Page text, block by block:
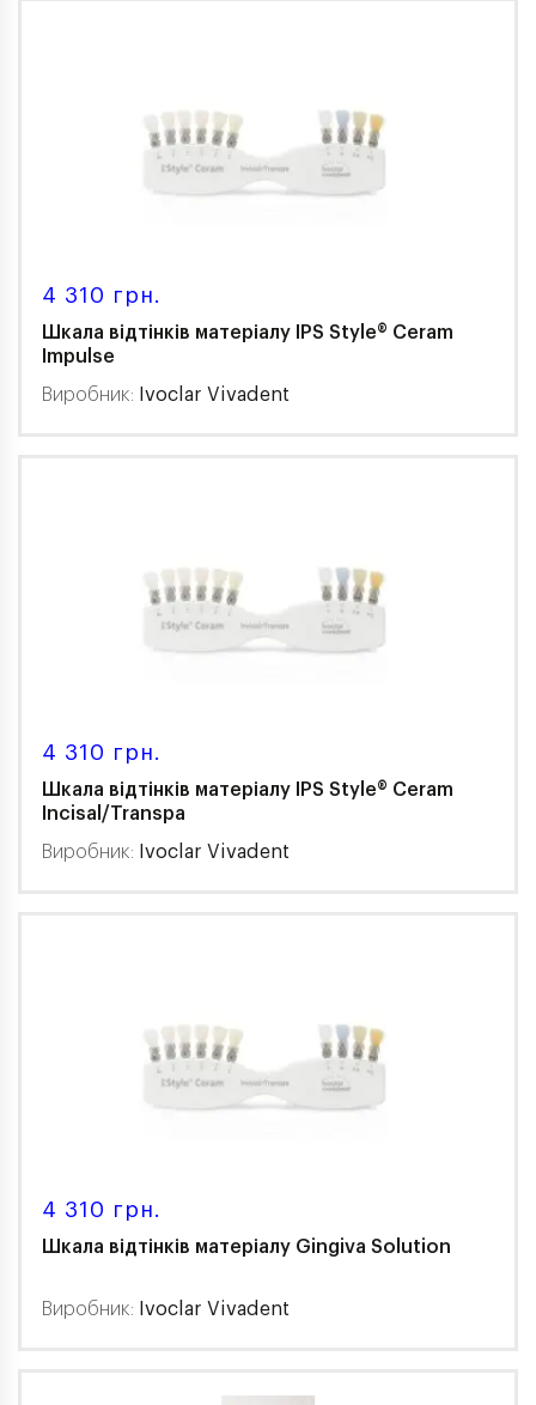
4 310 грн.
Шкала відтінків матеріалу IPS Style® Ceram
Impulse
Виробник:
Ivoclar Vivadent
4 310 грн.
Шкала відтінків матеріалу IPS Style® Ceram
Incisal/Transpa
Виробник:
Ivoclar Vivadent
4 310 грн.
Шкала відтінків матеріалу Gingiva Solution
Виробник: Ivoclar Vivadent